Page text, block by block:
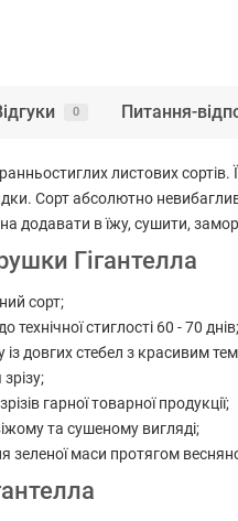
0 Питання-
листових
Сорт абсолютно
додавати в їжу, сушити,
Гігантелла
сорт;
технічної стиглості 60 - 70 днів;
із довгих стебел з красивим
гарної товарної продукції;
та сушеному вигляді;
маси протягом